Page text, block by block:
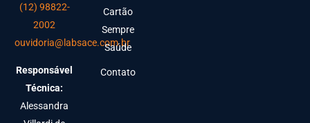
(12) 98822-
2002
ouvidoria@labsace.com.br
Responsável
Técnica:
Alessandra
Cartão
Sempre
Saúde
Contato